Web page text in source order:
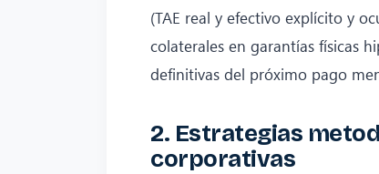
(TAE real y efectivo explícito y
colaterales en garantías físicas
definitivas del próximo pago
2. Estrategias
corporativas